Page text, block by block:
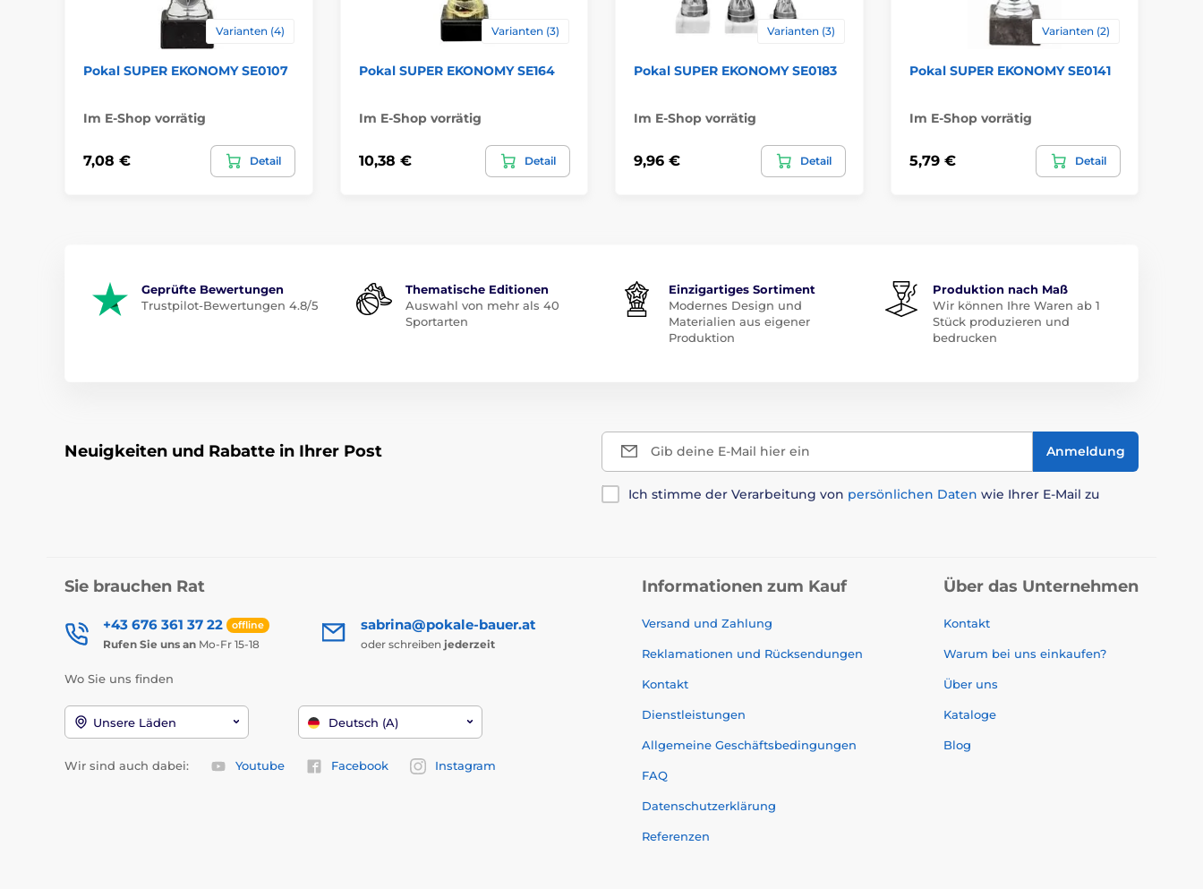
Varianten (4)
Pokal SUPER EKONOMY SE0107
Im E-Shop vorrätig
7,08 € Detail
Varianten (3)
Pokal SUPER EKONOMY SE164
Im E-Shop vorrätig
10,38 € Detail
Varianten (3)
Pokal SUPER EKONOMY SE0183
Im E-Shop vorrätig
9,96 € Detail
Varianten (2)
Pokal SUPER EKONOMY SE0141
Im E-Shop vorrätig
5,79 € Detail
Geprüfte Bewertungen
Trustpilot-Bewertungen 4.8/5
Thematische Editionen
Auswahl von mehr als 40
Sportarten
Einzigartiges Sortiment
Modernes Design und
Materialien aus eigener
Produktion
Produktion nach Maß
Wir können Ihre Waren ab 1
Stück produzieren und
bedrucken
Neuigkeiten und Rabatte in Ihrer Post Gib deine E-Mail hier ein Anmeldung
Ich stimme der Verarbeitung von persönlichen Daten wie Ihrer E-Mail zu
Sie brauchen Rat
+43 676 361 37 22 offline
Rufen Sie uns an Mo-Fr 15-18
sabrina@pokale-bauer.at
oder schreiben jederzeit
Wo Sie uns finden
Unsere Läden Deutsch (A)
Wir sind auch dabei: Youtube Facebook Instagram
Informationen zum Kauf
Versand und Zahlung
Reklamationen und Rücksendungen
Kontakt
Dienstleistungen
Allgemeine Geschäftsbedingungen
FAQ
Datenschutzerklärung
Referenzen
Über das Unternehmen
Kontakt
Warum bei uns einkaufen?
Über uns
Kataloge
Blog